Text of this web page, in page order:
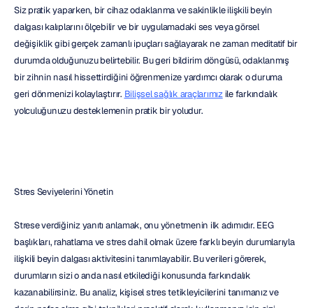
Siz pratik yaparken, bir cihaz odaklanma ve sakinlikle ilişkili beyin
dalgası kalıplarını ölçebilir ve bir uygulamadaki ses veya görsel
değişiklik gibi gerçek zamanlı ipuçları sağlayarak ne zaman meditatif bir
durumda olduğunuzu belirtebilir. Bu geri bildirim döngüsü, odaklanmış
bir zihnin nasıl hissettirdiğini öğrenmenize yardımcı olarak o duruma
geri dönmenizi kolaylaştırır. Bilişsel sağlık araçlarımız ile farkındalık
yolculuğunuzu desteklemenin pratik bir yoludur.
Stres Seviyelerini Yönetin
Strese verdiğiniz yanıtı anlamak, onu yönetmenin ilk adımıdır. EEG
başlıkları, rahatlama ve stres dahil olmak üzere farklı beyin durumlarıyla
ilişkili beyin dalgası aktivitesini tanımlayabilir. Bu verileri görerek,
durumların sizi o anda nasıl etkilediği konusunda farkındalık
kazanabilirsiniz. Bu analiz, kişisel stres tetikleyicilerini tanımanız ve